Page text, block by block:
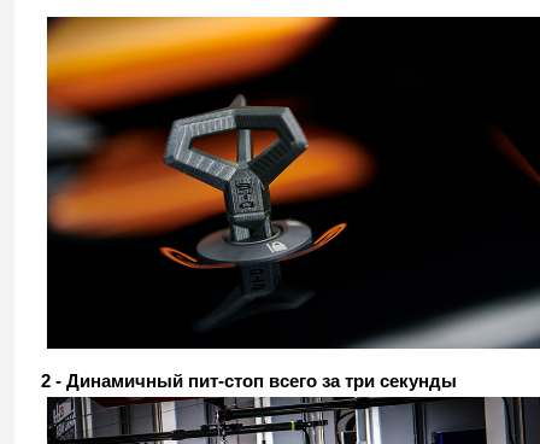
2 - Динамичный пит-стоп всего за три секунды